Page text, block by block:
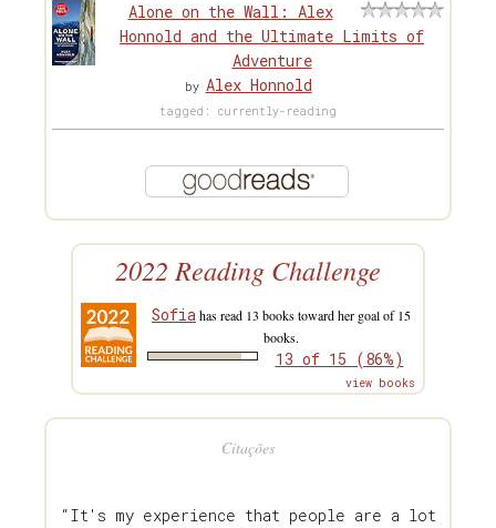
Alone on the Wall: Alex
Honnold and the Ultimate Limits of
Adventure
by Alex Honnold
tagged: currently-reading
2022 Reading Challenge
Sofiahas read 13 books toward her goal of 15
books.
13 of 15 (86%)
view books
Citações
“It's my experience that people are a lot